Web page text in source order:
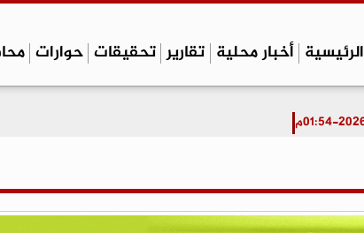
الرئيسية أخبار محلية تقارير تحقيقات حوارات